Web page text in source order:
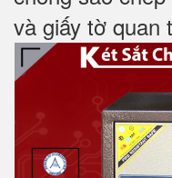
và giấy tờ quan